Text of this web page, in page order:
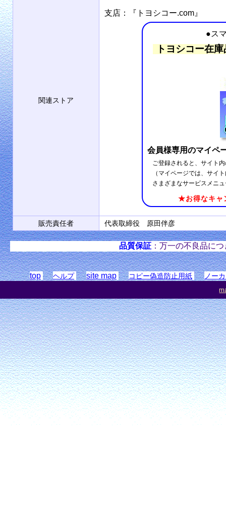
関連ストア
支店：『トヨシコー.com』
●ス
トヨシコー在
会員様専用のマイペ
ご登録されると、サイト
（マイページでは、サイ
さまざまなサービスメニ
★お得なキャ
販売責任者 代表取締役 原田伴彦
品質保証 ：万一の不良品に
top ヘルプ site map コピー偽造防止用紙 ノー